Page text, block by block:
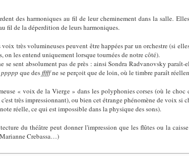
des harmoniques au fil de leur cheminement dans la salle.
fil de la déperdition de leurs harmoniques.
voix très volumineuses peuvent être happées par un orchestre (si
on les entend uniquement lorsque tournées de notre côté).
se sent absolument pas de près : ainsi Sondra Radvanovsky
ppppp que desfffffne se perçoit que de loin, où le timbre paraît
« voix de la Vierge » dans les polyphonies corses (où le
c'est très impressionnant), ou bien cet étrange phénomène de voix si
réelle, ce qui est impossible dans la physique des sons).
du théâtre peut donner l'impression que les flûtes ou la
Crebassa…)